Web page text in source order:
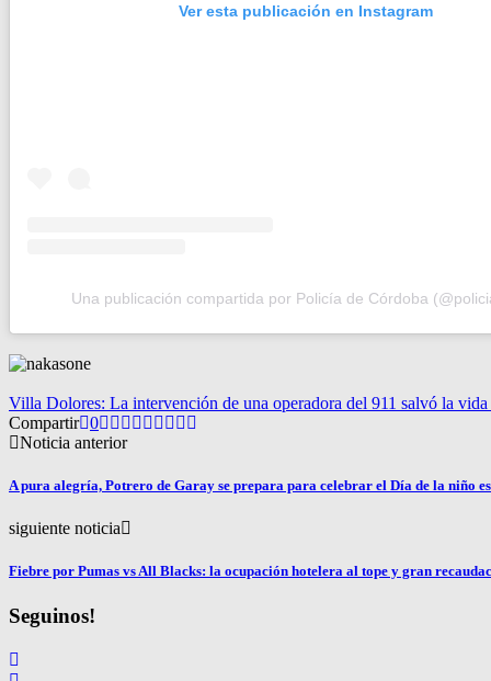
Ver esta publicación en Instagram
Una publicación compartida por Policía de Córdoba
Villa Dolores: La intervención de una operadora del 911 salvó la vida
Compartir 0
Noticia anterior
A pura alegría, Potrero de Garay se prepara para celebrar el Día de la niño
siguiente noticia
Fiebre por Pumas vs All Blacks: la ocupación hotelera al tope y gran
Seguinos!